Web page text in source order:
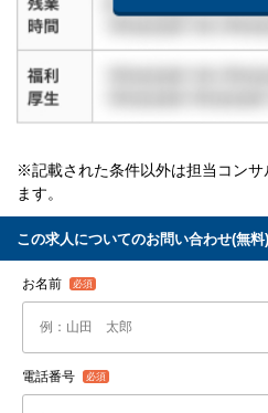
※記載された条件以外は担当コンサ
ます。
この求人についてのお問い合わせ(無料)
お名前
電話番号